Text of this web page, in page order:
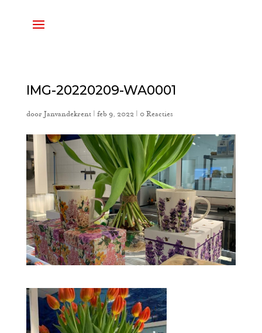
IMG-20220209-WA0001
door Janvandekrent| feb 9, 2022 0 Reacties